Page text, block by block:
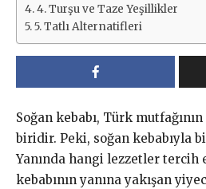
4. Turşu ve Taze Yeşillikler
5. Tatlı Alternatifleri
Soğan kebabı, Türk
biridir. Peki, soğan kebabıyla
Yanında hangi lezzetler tercih
kebabının yanına yakışan